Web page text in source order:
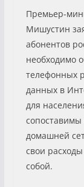
Премьер-
Мишустин
абонентов
необходимо
телефонных
данных в
для
сопоставимы
домашней
свои
собой.